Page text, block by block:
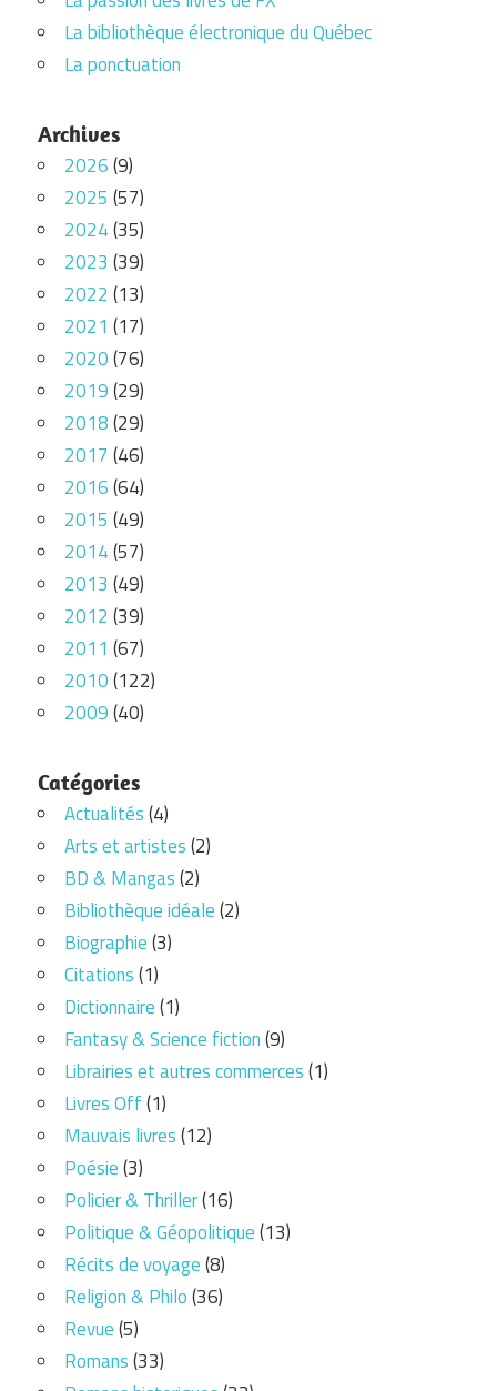
La bibliothèque électronique du Québec
La ponctuation
Archives
2026(9)
2025 (57)
2024(35)
2023 (39)
2022 (13)
2021 (17)
2020(76)
2019(29)
2018(29)
2017 (46)
2016(64)
2015 (49)
2014(57)
2013 (49)
2012 (39)
2011 (67)
2010(122)
2009(40)
Catégories
Actualités(4)
Arts et artistes(2)
BD & Mangas(2)
Bibliothèque idéale(2)
Biographie(3)
Citations(1)
Dictionnaire(1)
Fantasy & Science fiction(9)
Librairies et autres commerces(1)
Livres Off(1)
Mauvais livres(12)
Poésie(3)
Policier & Thriller(16)
Politique & Géopolitique(13)
Récits de voyage(8)
Religion & Philo(36)
Revue(5)
Romans(33)